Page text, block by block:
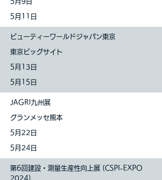
5月11日
ビューティーワールドジャパン東京
東京ビッグサイト
5月13日
5月15日
JAGRI九州展
グランメッセ熊本
5月22日
5月24日
第6回建設・測量生産性向上展 (CSPI-EXPO
2024)